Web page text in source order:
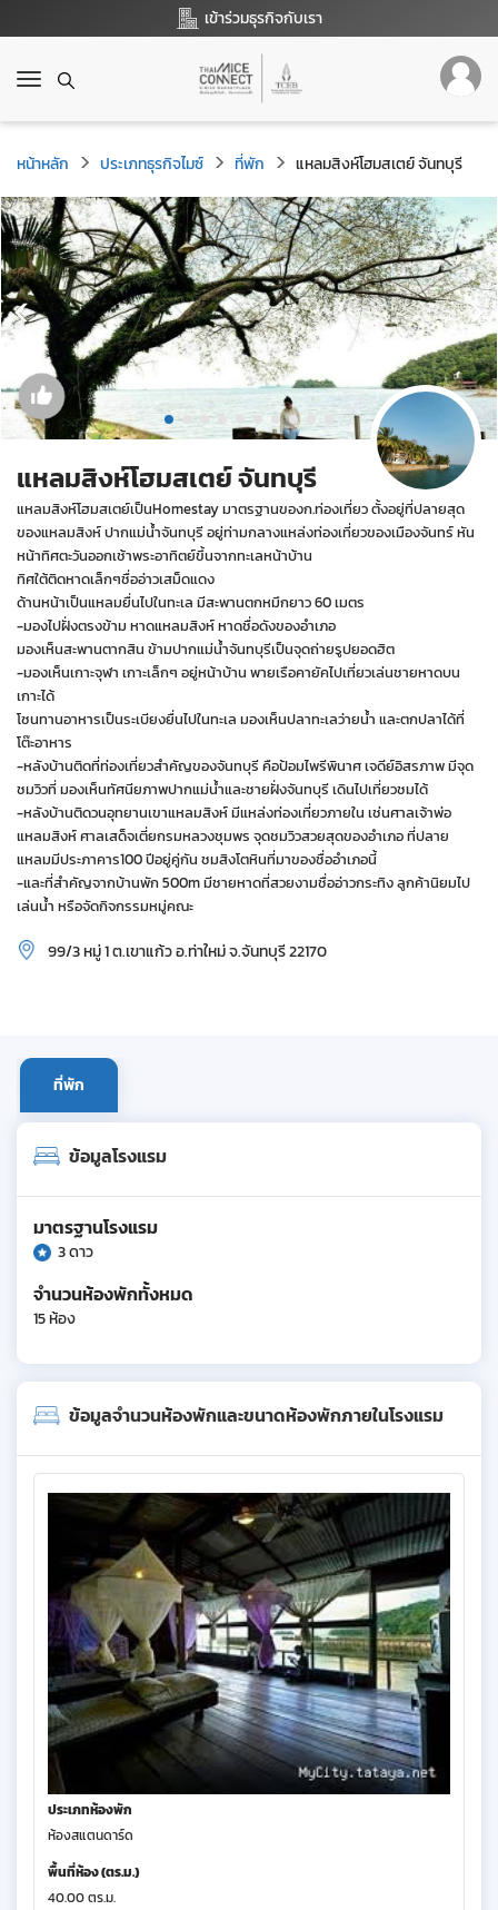
เข้าร่วมธุรกิจกับเรา
T
g
g
l
e
n
a
v
i
g
i
o
n
หน้าหลัก ประเภทธุรกิจไมซ์ ที่พัก แหลมสิงห์โฮมสเตย์ จันทบุรี
แหลมสิงห์โฮมสเตย์ จันทบุรี
แหลมสิงห์โฮมสเตย์เป็นHomestay มาตรฐานของก.ท่องเที่ยว ตั้งอยู่ที่ปลายสุด
ของแหลมสิงห์ ปากแม่น้ำจันทบุรี อยู่ท่ามกลางแหล่งท่องเที่ยวของเมืองจันทร์ หัน
หน้าทิศตะวันออกเช้าพระอาทิตย์ขึ้นจากทะเลหน้าบ้าน
ทิศใต้ติดหาดเล็กๆชื่ออ่าวเสม็ดแดง
ด้านหน้าเป็นแหลมยื่นไปในทะเล มีสะพานตกหมึกยาว 60 เมตร
-มองไปฝั่งตรงข้าม หาดแหลมสิงห์ หาดชื่อดังของอำเภอ
มองเห็นสะพานตากสิน ข้ามปากแม่น้ำจันทบุรีเป็นจุดถ่ายรูปยอดฮิต
-มองเห็นเกาะจุฬา เกาะเล็กๆ อยู่หน้าบ้าน พายเรือคายัคไปเที่ยวเล่นชายหาดบน
เกาะได้
โซนทานอาหารเป็นระเบียงยื่นไปในทะเล มองเห็นปลาทะเลว่ายน้ำ และตกปลาได้ที่
โต๊ะอาหาร
-หลังบ้านติดที่ท่องเที่ยวสำคัญของจันทบุรี คือป้อมไพรีพินาศ เจดีย์อิสรภาพ มีจุด
ชมวิวที่ มองเห็นทัศนียภาพปากแม่น้ำและชายฝั่งจันทบุรี เดินไปเที่ยวชมได้
-หลังบ้านติดวนอุทยานเขาแหลมสิงห์ มีแหล่งท่องเที่ยวภายใน เช่นศาลเจ้าพ่อ
แหลมสิงห์ ศาลเสด็จเตี่ยกรมหลวงชุมพร จุดชมวิวสวยสุดของอำเภอ ที่ปลาย
แหลมมีประภาคาร100 ปีอยู่คู่กัน ชมสิงโตหินที่มาของชื่ออำเภอนี้
-และที่สำคัญจากบ้านพัก 500m มีชายหาดที่สวยงามชื่ออ่าวกระทิง ลูกค้านิยมไป
เล่นน้ำ หรือจัดกิจกรรมหมู่คณะ
99/3 หมู่ 1 ต.เขาแก้ว อ.ท่าใหม่ จ.จันทบุรี 22170
ที่พัก
ข้อมูลโรงแรม
มาตรฐานโรงแรม
3 ดาว
จำนวนห้องพักทั้งหมด
15 ห้อง
ข้อมูลจำนวนห้องพักและขนาดห้องพักภายในโรงแรม
ประเภทห้องพัก
ห้องสแตนดาร์ด
พื้นที่ห้อง (ตร.ม.)
40.00 ตร.ม.